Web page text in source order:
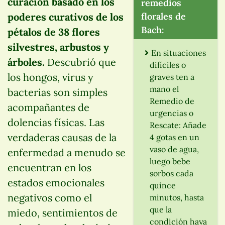
remedios
florales de
Bach:
En situaciones
difíciles o
graves ten a
mano el
Remedio de
urgencias o
Rescate: Añade
4 gotas en un
vaso de agua,
luego bebe
sorbos cada
quince
minutos, hasta
que la
condición haya
poderes curativos de los
pétalos de 38 flores
silvestres, arbustos y
árboles. Descubrió que
los hongos, virus y
bacterias son simples
acompañantes de
dolencias físicas. Las
verdaderas causas de la
enfermedad a menudo se
encuentran en los
estados emocionales
negativos como el
miedo, sentimientos de